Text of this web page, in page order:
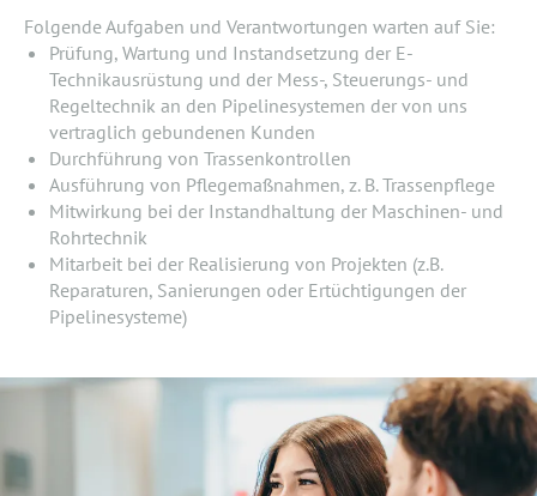
Folgende Aufgaben und Verantwortungen warten auf Sie:
Prüfung, Wartung und Instandsetzung der E-
Technikausrüstung und der Mess-, Steuerungs- und
Regeltechnik an den Pipelinesystemen der von uns
vertraglich gebundenen Kunden
Durchführung von Trassenkontrollen
Ausführung von Pflegemaßnahmen, z. B. Trassenpflege
Mitwirkung bei der Instandhaltung der Maschinen- und
Rohrtechnik
Mitarbeit bei der Realisierung von Projekten (z.B.
Reparaturen, Sanierungen oder Ertüchtigungen der
Pipelinesysteme)